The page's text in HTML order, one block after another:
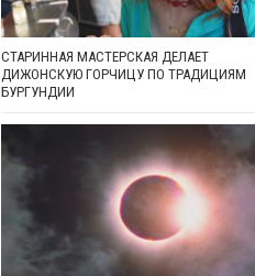
СТАРИННАЯ МАСТЕРСКАЯ ДЕЛАЕТ
ДИЖОНСКУЮ ГОРЧИЦУ ПО ТРАДИЦИЯМ
БУРГУНДИИ